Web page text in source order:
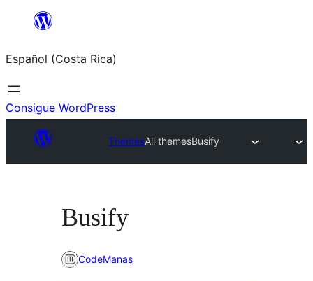
Saltar
contenido
Español (Costa Rica)
Consigue WordPress
ThemesAll themesBusify
Busify
CodeManas